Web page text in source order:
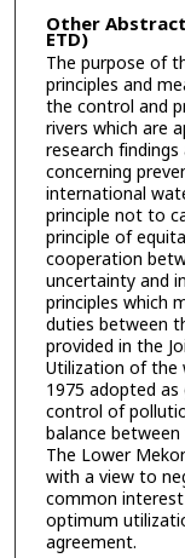
Other
ETD)
The purpose of
principles and
the control and
rivers which are
research
concerning
international
principle not to
principle of
cooperation
uncertainty and
principles which
duties between
provided in the
Utilization of the
1975 adopted
control of
balance
The Lower
with a view to
common
optimum
agreement.